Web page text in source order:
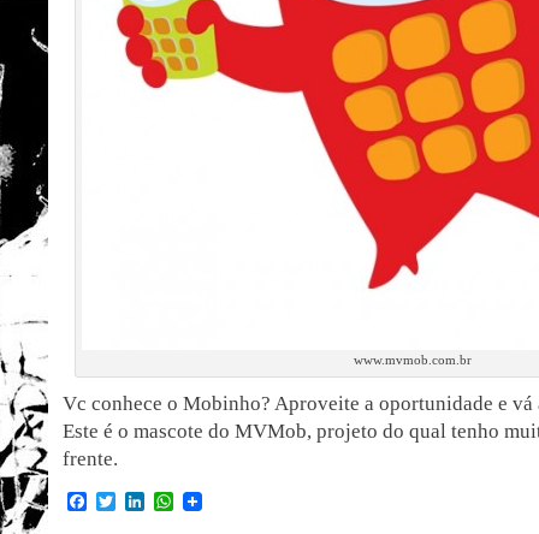
www.mvmob.com.br
Vc conhece o Mobinho? Aproveite a oportunidade e
Este é o mascote do MVMob, projeto do qual tenho
frente.
Facebook
TwitterLinkedInWhatsApp